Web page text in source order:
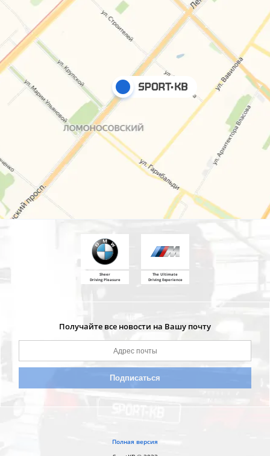
Sheer
Driving Pleasure
The Ultimate
Driving Experience
Получайте все новости на Вашу почту
Полная версия